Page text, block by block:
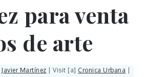
para venta
de arte
Javier Martínez | Visit [a] Cronica Urbana